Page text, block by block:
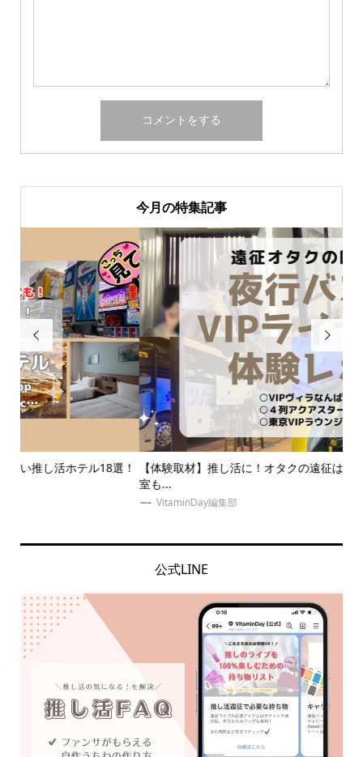
今月の特集記事

【体験取材】推し活に！オタクの遠征は夜行バスで安く！待合

公式LINE